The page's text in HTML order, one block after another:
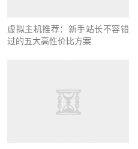
虚拟主机推荐：新手站长不容错
过的五大高性价比方案